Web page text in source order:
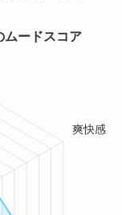
ムードスコア